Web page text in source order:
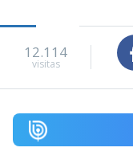
12.114
visitas